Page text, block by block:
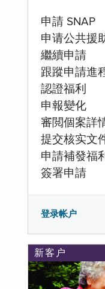
申請 SNAP
申请公共援
繼續申請
跟蹤申請進
認證福利
申報變化
審閲個案詳
提交核实文
申請補發福
簽署申請
登录帐户
新客户